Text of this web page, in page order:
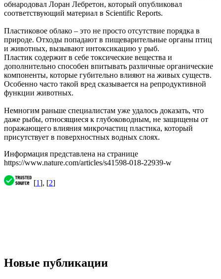
обнародовал Лоран Лебретон, который опубликовал
соответствующий материал в Scientific Reports.
Пластиковое облако – это не просто отсутствие порядка в
природе. Отходы попадают в пищеварительные органы птиц
и животных, вызывают интоксикацию у рыб.
Пластик содержит в себе токсические вещества и
дополнительно способен впитывать различные органические
компоненты, которые губительно влияют на живых существ.
Особенно часто такой вред сказывается на репродуктивной
функции животных.
Немногим раньше специалистам уже удалось доказать, что
даже рыбы, относящиеся к глубоководным, не защищены от
поражающего влияния микрочастиц пластика, который
присутствует в поверхностных водных слоях.
Информация представлена на странице
https://www.nature.com/articles/s41598-018-22939-w
[1], [2]
Новые публикации